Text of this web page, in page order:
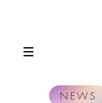
NEWS